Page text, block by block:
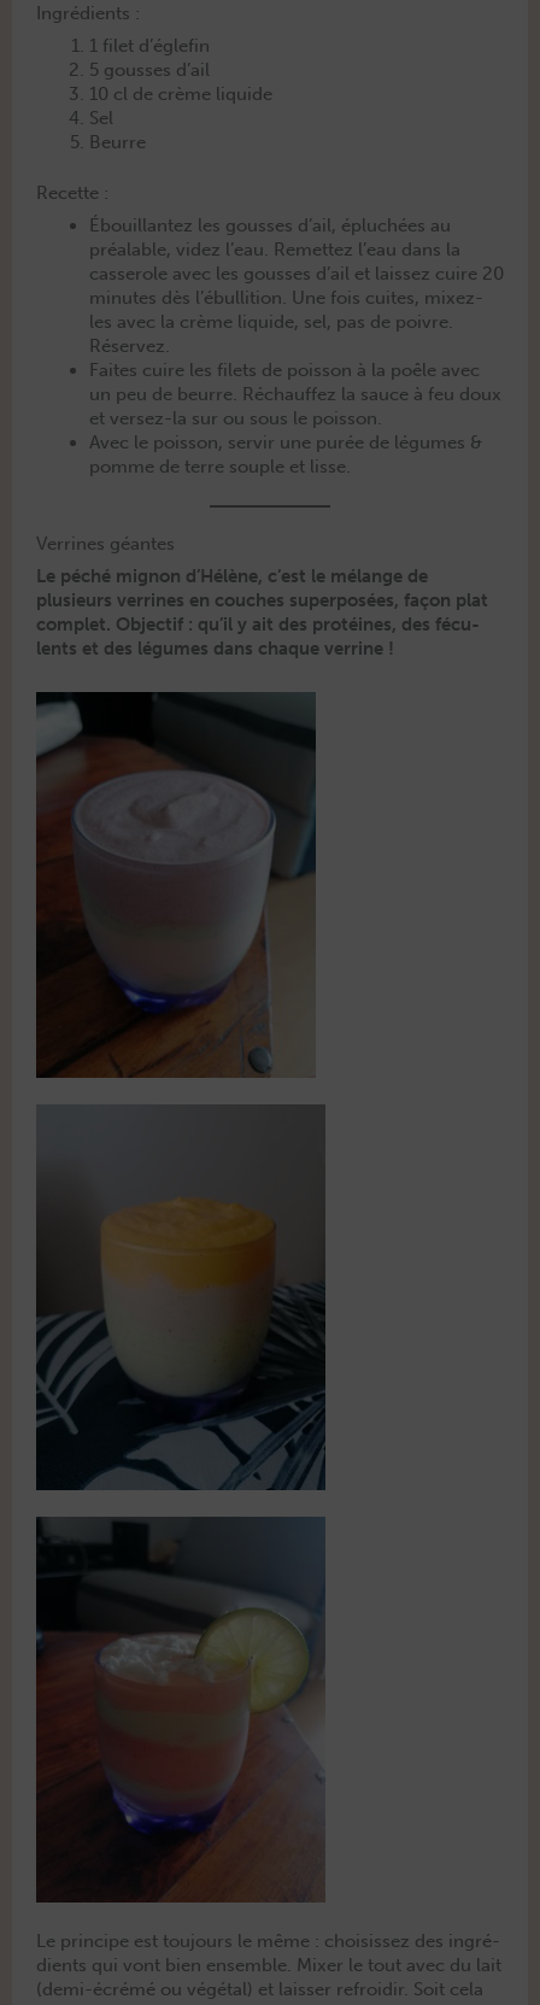
Ingrédients :
1 filet d’églefin
5 gouss­es d’ail
10 cl de crème liquide
Sel
Beurre
Recette :
Ébouil­lantez les gouss­es d’ail, épluchées au
préal­able, videz l’eau. Remet­tez l’eau dans la
casse­role avec les gouss­es d’ail et lais­sez cuire 20
min­utes dès l’ébul­li­tion. Une fois cuites, mix­ez-
les avec la crème liq­uide, sel, pas de poivre.
Réservez.
Faites cuire les filets de pois­son à la poêle avec
un peu de beurre. Réchauf­fez la sauce à feu doux
et versez-la sur ou sous le poisson.
Avec le pois­son, servir une purée de légumes &
pomme de terre sou­ple et lisse.
Verrines géantes
Le péché mignon d’Hélène, c’est le mélange de
plusieurs ver­rines en couch­es super­posées, façon plat
com­plet. Objec­tif : qu’il y ait des pro­téines, des fécu­
lents et des légumes dans chaque verrine !
Le principe est tou­jours le même : choi­sis­sez des ingré­
di­ents qui vont bien ensem­ble. Mix­er le tout avec du lait
(demi-écrémé ou végé­tal) et laiss­er refroidir. Soit cela